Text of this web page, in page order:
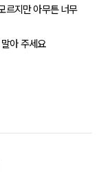
르지만 아무튼 너무
아 주세요